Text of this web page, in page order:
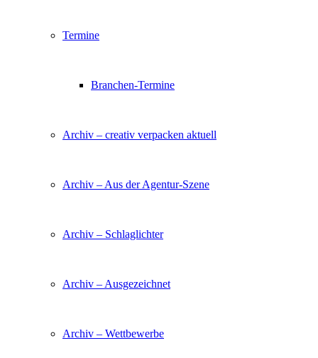
Termine
Branchen-Termine
Archiv – creativ verpacken aktuell
Archiv – Aus der Agentur-Szene
Archiv – Schlaglichter
Archiv – Ausgezeichnet
Archiv – Wettbewerbe